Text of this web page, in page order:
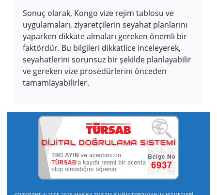
Sonuç olarak, Kongo vize rejim tablosu ve
uygulamaları, ziyaretçilerin seyahat planlarını
yaparken dikkate almaları gereken önemli bir
faktördür. Bu bilgileri dikkatlice inceleyerek,
seyahatlerini sorunsuz bir şekilde planlayabilir
ve gereken vize prosedürlerini önceden
tamamlayabilirler.